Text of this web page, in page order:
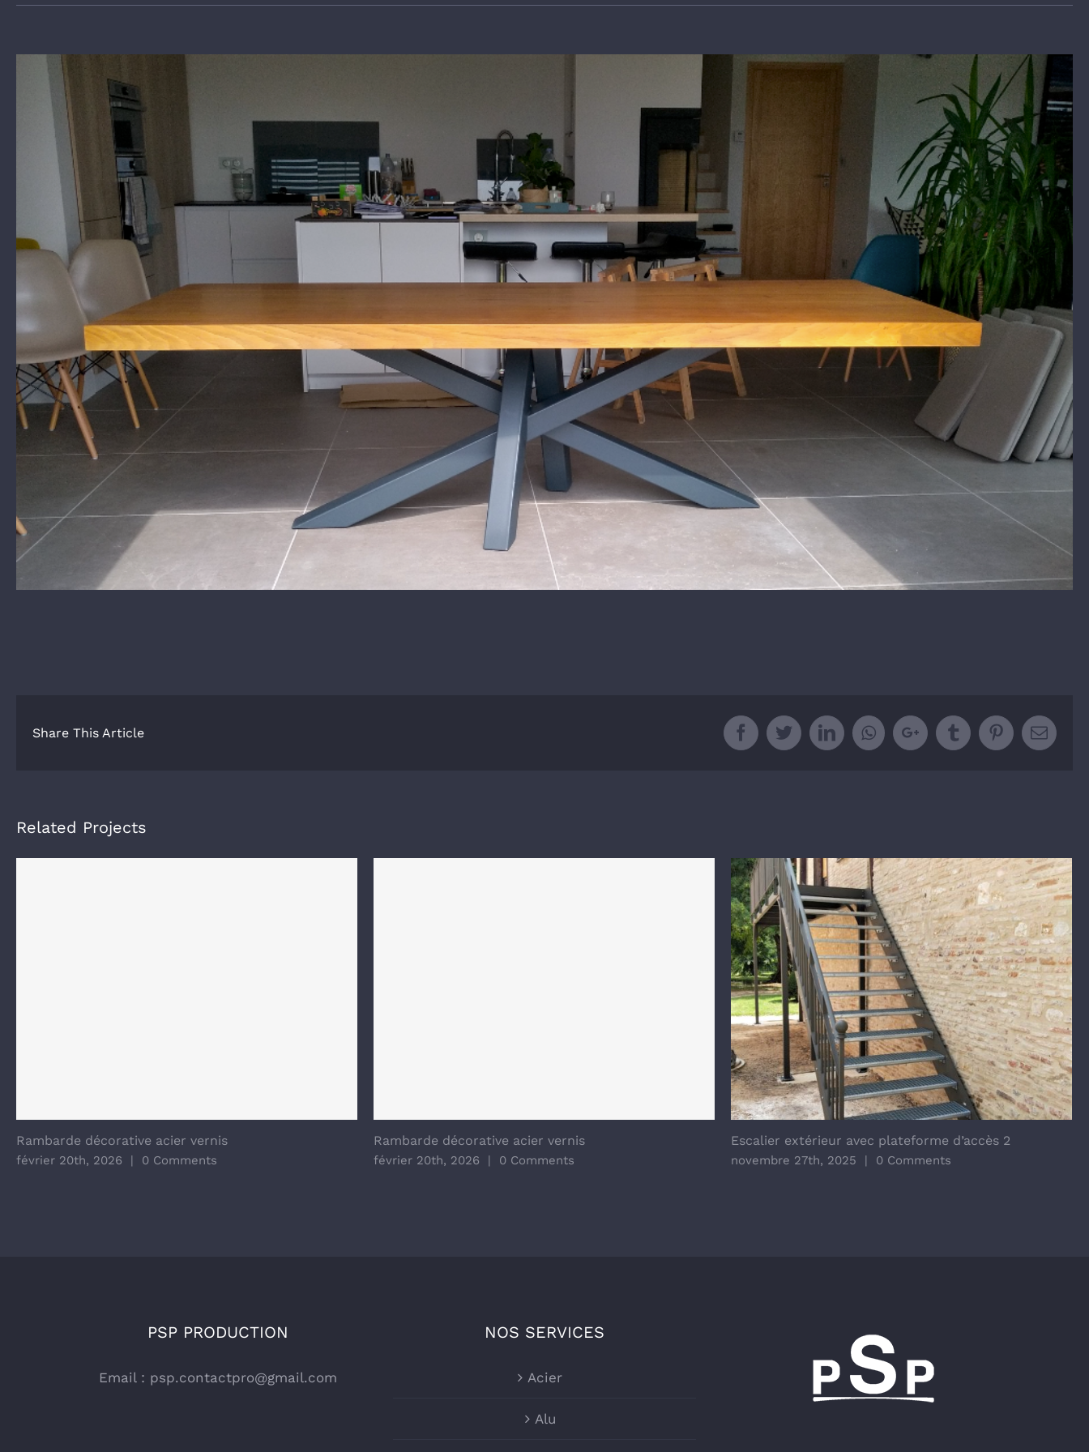
Share This Article FacebookTwitterLinkedInWhatsappGoogle+Tumblr PinterestEmail
Related Projects
Rambarde décorative acier vernis
février 20th, 2026 | 0 Comments
Rambarde décorative acier vernis
février 20th, 2026 | 0 Comments
Escalier extérieur avec plateforme d’accès 2
novembre 27th, 2025 | 0 Comments
PSP PRODUCTION
Email : psp.contactpro@gmail.com
NOS SERVICES
Acier
Alu